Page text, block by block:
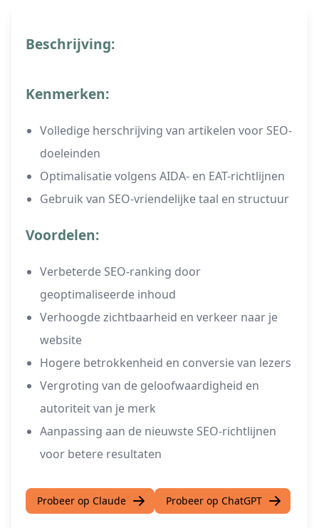
Beschrijving:
Kenmerken:
Volledige herschrijving van artikelen voor SEO-
doeleinden
Optimalisatie volgens AIDA- en EAT-richtlijnen
Gebruik van SEO-vriendelijke taal en structuur
Voordelen:
Verbeterde SEO-ranking door
geoptimaliseerde inhoud
Verhoogde zichtbaarheid en verkeer naar je
website
Hogere betrokkenheid en conversie van lezers
Vergroting van de geloofwaardigheid en
autoriteit van je merk
Aanpassing aan de nieuwste SEO-richtlijnen
voor betere resultaten
Probeer op Claude Probeer op ChatGPT